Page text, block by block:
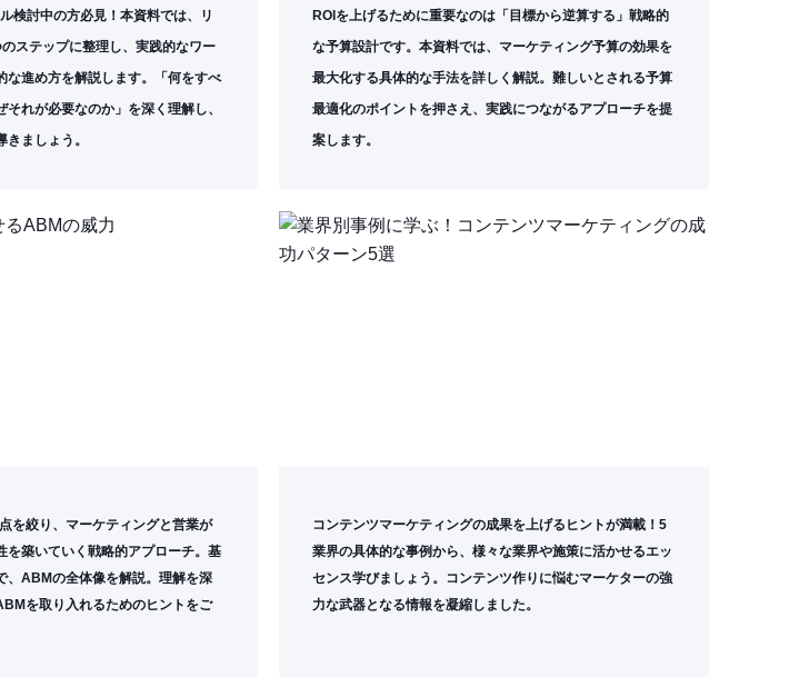
検討中の方必見！本資料では、
リ
ステップに整理し、実践的なワー
な進め方を解説します。「何をすべ
れが必要なのか」を深く理解し、
ましょう。
ROIを上げるために重要なのは「目標から逆算する」戦略的
な予算設計です。本資料では、マーケティング予算の効果を
最大化する具体的な手法を詳しく解説。難しいとされる予算
最適化のポイントを押さえ、実践につながるアプローチを提
案します。
を絞り、 マーケティングと営業が
を築いていく戦略的アプローチ。 基
、ABMの全体像を解説。理解を深
を取り入れるためのヒントをご
コンテンツマーケティングの成果を上げるヒントが満載！5
業界の具体的な事例から、様々な業界や施策に活かせるエッ
センス学びましょう。コンテンツ作りに悩むマーケターの強
力な武器となる情報を凝縮しました。